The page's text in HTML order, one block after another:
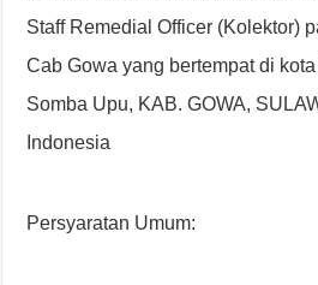
Staff Remedial Officer (Kolektor)
Cab Gowa yang bertempat di
Somba Upu, KAB. GOWA,
Indonesia
Persyaratan Umum: